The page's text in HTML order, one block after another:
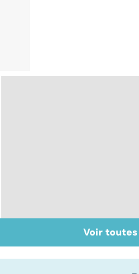
RGO : des solutions
contre le reflux
Voir